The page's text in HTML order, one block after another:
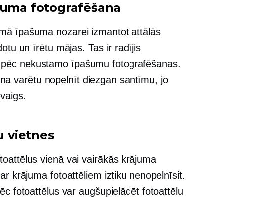
fotografēšana
īpašuma nozarei izmantot attālās
un īrētu mājas. Tas ir radījis
nekustamo īpašumu fotografēšanas.
varētu nopelnīt diezgan santīmu, jo
vietnes
vienā vai vairākās krājuma
krājuma fotoattēliem iztiku nenopelnīsit.
fotoattēlus var augšupielādēt fotoattēlu